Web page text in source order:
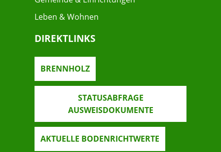
Leben & Wohnen
DIREKTLINKS
BRENNHOLZ
STATUSABFRAGE
AUSWEISDOKUMENTE
AKTUELLE BODENRICHTWERTE